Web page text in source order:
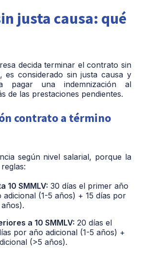
justa causa: qué
decida terminar el contrato sin
es considerado sin justa causa y
pagar una indemnización al
de las prestaciones pendientes.
contrato a término
según nivel salarial, porque la
10 SMMLV: 30 días el primer año
(1-5 años) + 15 días por
a 10 SMMLV: 20 días el
por año adicional (1-5 años) +
(>5 años).